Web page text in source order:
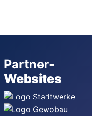
Partner-
Websites